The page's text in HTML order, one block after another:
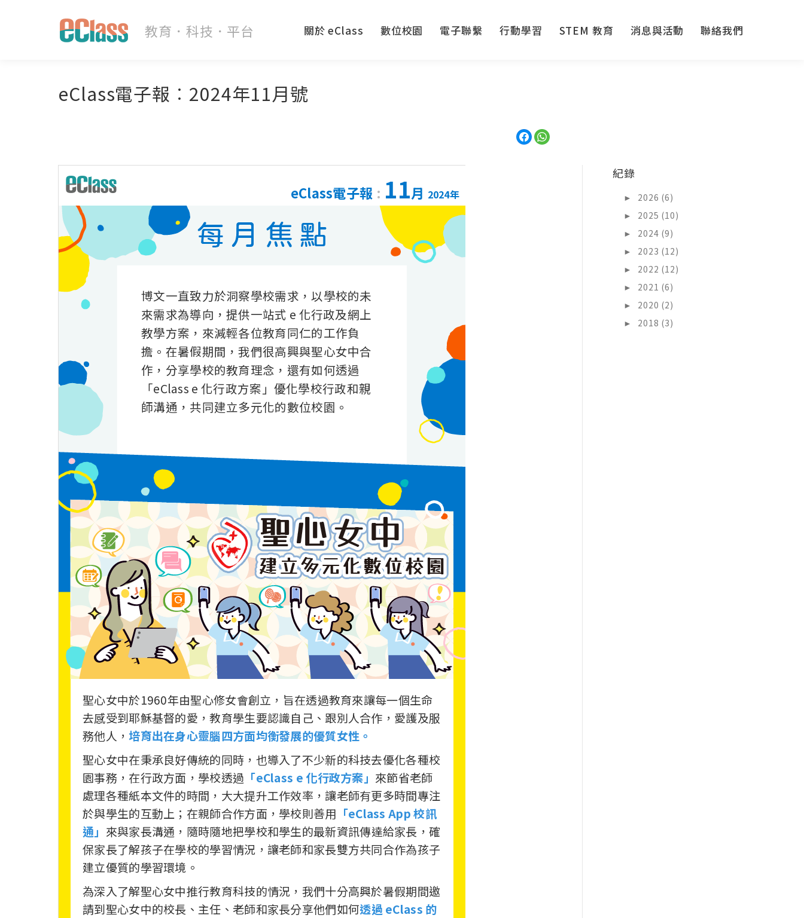
關於 eClass 數位校園 電子聯繫 行動學習 STEM 教育 消息與活動 聯絡我們
eClass電子報︰2024年11月號
eClass電子報 : 11月 2024年
博文一直致力於洞察學校需求，以學校的未
來需求為導向，提供一站式 e 化行政及網上
教學方案，來減輕各位教育同仁的工作負
擔。在暑假期間，我們很高興與聖心女中合
作，分享學校的教育理念，還有如何透過
「eClass e 化行政方案」優化學校行政和親
師溝通，共同建立多元化的數位校園。
聖心女中於1960年由聖心修女會創立，旨在透過教育來讓每一個生命
去感受到耶穌基督的愛，教育學生要認識自己、跟別人合作，愛護及服
務他人， 培育出在身心靈腦四方面均衡發展的優質女性。
聖心女中在秉承良好傳統的同時，也導入了不少新的科技去優化各種校
園事務，在行政方面，學校透過 「eClass e 化行政方案」 來節省老師
處理各種紙本文件的時間，大大提升工作效率，讓老師有更多時間專注
於與學生的互動上；在親師合作方面，學校則善用 「eClass App 校訊
通」 來與家長溝通，隨時隨地把學校和學生的最新資訊傳達給家長，確
保家長了解孩子在學校的學習情況，讓老師和家長雙方共同合作為孩子
建立優質的學習環境。
為深入了解聖心女中推行教育科技的情況，我們十分高興於暑假期間邀
請到聖心女中的校長、主任、老師和家長分享他們如何透過 eClass 的
紀錄
►
2026 (6)
►
2025 (10)
►
2024 (9)
►
2023 (12)
►
2022 (12)
►
2021 (6)
►
2020 (2)
►
2018 (3)